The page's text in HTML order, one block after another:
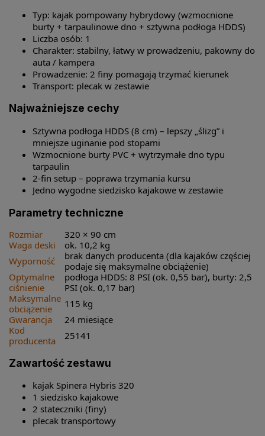
Typ: kajak pompowany hybrydowy (wzmocnione
burty + tarpaulinowe dno + sztywna podłoga HDDS)
Liczba osób: 1
Charakter: stabilny, łatwy w prowadzeniu, pakowny do
auta / kampera
Prowadzenie: 2 finy pomagają trzymać kierunek
Transport: plecak w zestawie
Najważniejsze cechy
Sztywna podłoga HDDS (8 cm) – lepszy „ślizg” i
mniejsze uginanie pod stopami
Wzmocnione burty PVC + wytrzymałe dno typu
tarpaulin
2-fin setup – poprawa trzymania kursu
Jedno wygodne siedzisko kajakowe w zestawie
Parametry techniczne
Rozmiar
320 × 90 cm
Waga deski
ok. 10,2 kg
Wyporność
brak danych producenta (dla kajaków częściej
podaje się maksymalne obciążenie)
Optymalne
ciśnienie
podłoga HDDS: 8 PSI (ok. 0,55 bar), burty: 2,5
PSI (ok. 0,17 bar)
Maksymalne
obciążenie
115 kg
Gwarancja
24 miesiące
Kod
producenta
25141
Zawartość zestawu
kajak Spinera Hybris 320
1 siedzisko kajakowe
2 stateczniki (finy)
plecak transportowy